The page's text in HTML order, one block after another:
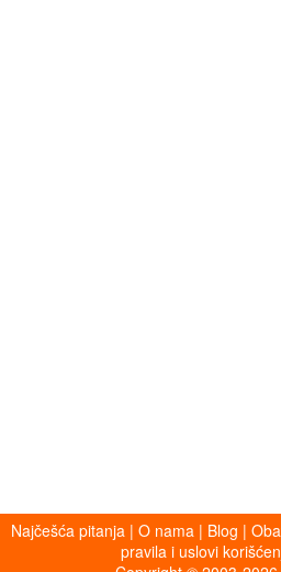
Najčešća pitanja | O nama | Blog |
pravila i uslovi